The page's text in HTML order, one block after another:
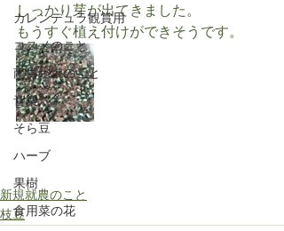
カレンデュラ観賞用
コスメのこと
南房総市のこと
音楽
そら豆
ハーブ
果樹
食用菜の花
しっかり芽が出てきました。
もうすぐ植え付けができそうです。
新規就農のこと
枝豆